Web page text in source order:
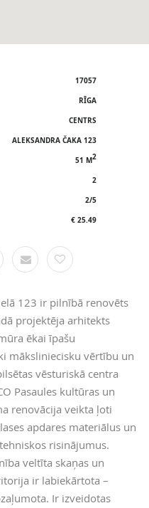
17057
RĪGA
CENTRS
ALEKSANDRA ČAKA 123
51 M2
2
2/5
€ 25.49
123 ir pilnībā renovēts
projektēja arhitekts
ēkai īpašu
māksliniecisku vērtību un
vēsturiskā centra
Pasaules kultūras un
renovācija veikta ļoti
apdares materiālus un
risinājumus.
veltīta skaņas un
ir labiekārtota –
Ir izveidotas